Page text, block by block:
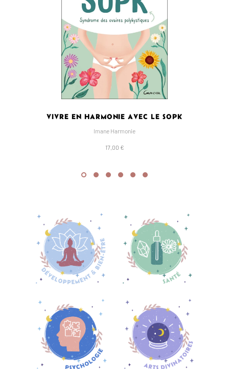
VIVRE EN HARMONIE AVEC LE SOPK
Imane Harmonie
17,00 €